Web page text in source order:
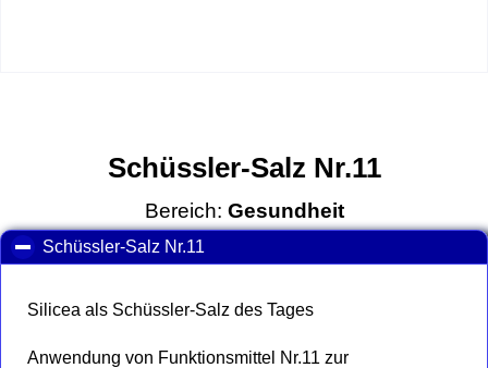
Schüssler-Salz Nr.11
Bereich: Gesundheit
Schüssler-Salz Nr.11
Silicea als Schüssler-Salz des Tages
Anwendung von Funktionsmittel Nr.11 zur